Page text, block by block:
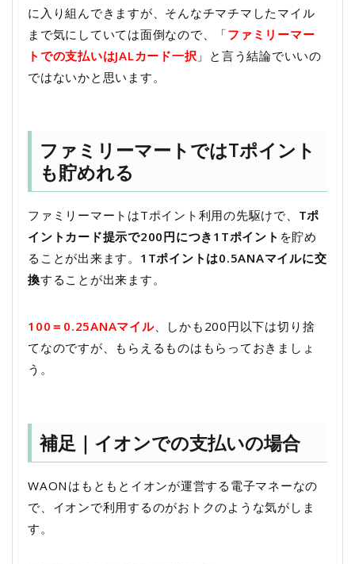
に入り組んできますが、そんなチマチマしたマイル
まで気にしていては面倒なので、「ファミリーマー
トでの支払いはJALカード一択 」と言う結論でいいの
ではないかと思います。
ファミリーマートではTポイント
も貯めれる
ファミリーマートはTポイント利用の先駆けで、 Tポ
イントカード提示で200円につき1Tポイント を貯め
ることが出来ます。 1Tポイントは0.5ANAマイルに交
換することが出来ます。
100＝0.25ANAマイル、しかも200円以下は切り捨
てなのですが、もらえるものはもらっておきましょ
う。
補足｜イオンでの支払いの場合
WAONはもともとイオンが運営する電子マネーなの
で、イオンで利用するのがおトクのような気がしま
す。